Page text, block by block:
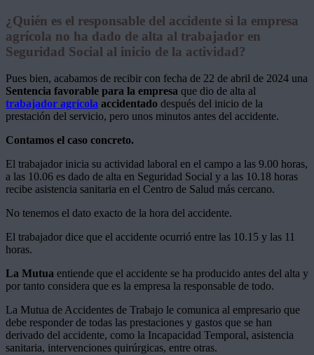
¿Quién es el responsable del accidente si la empresa
agrícola no ha dado de alta al trabajador en
Seguridad Social al inicio de la actividad?
Pues bien, acabamos de recibir con fecha de 22 de abril de 2024 una
Sentencia favorable para la empresa que dio de alta al
trabajador agrícola accidentado después del inicio de la
prestación del servicio, pero unos minutos antes del accidente.
Contamos el caso concreto.
El trabajador inicia su actividad laboral en el campo a las 9.00 horas,
a las 10.06 es dado de alta en Seguridad Social y a las 10.18 horas
recibe asistencia sanitaria en el Centro de Salud más cercano.
No tenemos el dato exacto de la hora del accidente.
El trabajador dice que el accidente ocurrió entre las 10.15 y las 11
horas.
La Mutua entiende que el accidente se ha producido antes del alta y
por tanto considera que es la empresa la responsable de todo.
La Mutua de Accidentes de Trabajo le comunica al empresario que
debe responder de todas las prestaciones y gastos que se han
derivado del accidente, como la Incapacidad Temporal, asistencia
sanitaria, intervenciones quirúrgicas, entre otras.